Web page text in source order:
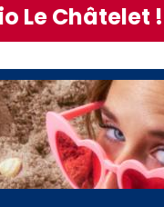
Le Châtelet !